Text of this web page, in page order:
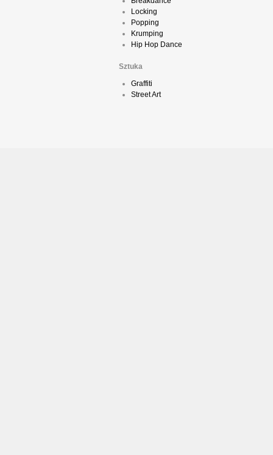
Locking
Popping
Krumping
Hip Hop Dance
Sztuka
Graffiti
Street Art